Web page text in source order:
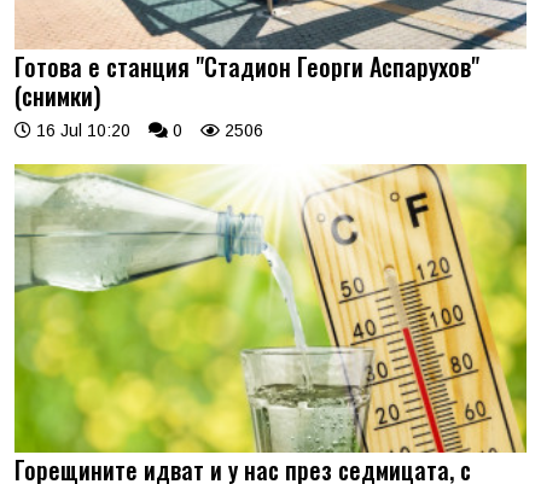
Готова е станция "Стадион Георги Аспарухов"
(снимки)
16 Jul 10:20 0 2506
Горещините идват и у нас през седмицата, с